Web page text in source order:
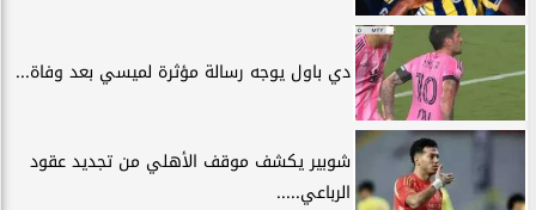
دي باول يوجه رسالة مؤثرة لميسي بعد وفاة...
شوبير يكشف موقف الأهلي من تجديد عقود
الرباعي.....